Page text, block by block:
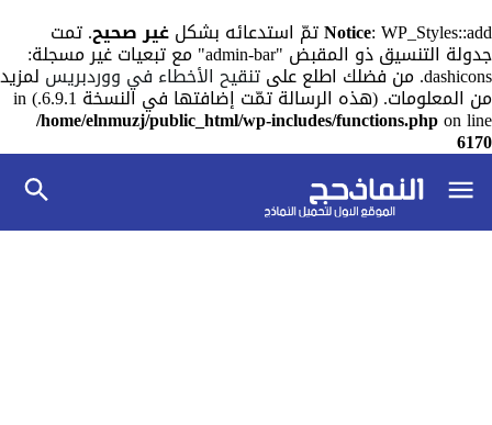
Notice: WP_Styles::add تمّ استدعائه بشكل غير صحيح. تمت
جدولة التنسيق ذو المقبض "admin-bar" مع تبعيات غير مسجلة:
dashicons. من فضلك اطلع على تنقيح الأخطاء في ووردبريس لمزيد
من المعلومات. (هذه الرسالة تمّت إضافتها في النسخة 6.9.1.) in
/home/elnmuzj/public_html/wp-includes/functions.phpon line
6170